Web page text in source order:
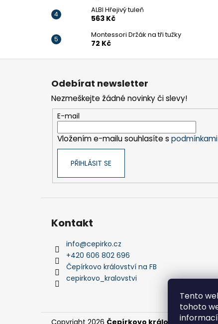
Tento
tohoto
informací
ALBI Hřejivý tuleň
563 Kč
Montessori Držák na tři tužky
72 Kč
Z
Odebírat newsletter
Nezmeškejte žádné novinky či slevy!
E-mail
Vložením e-mailu souhlasíte s
PŘIHLÁSIT SE
Kontakt
info@cepirko.cz
+420 606 802 696
Čepírkovo království na FB
cepirkovo_kralovstvi